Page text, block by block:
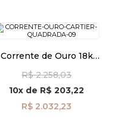
Corrente de Ouro 18k
com 40cm co02213
R$ 2.258,03
10x de R$ 203,22
R$ 2.032,23